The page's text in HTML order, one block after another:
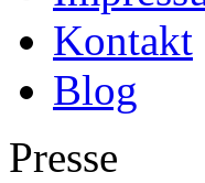
Kontakt
Blog
Presse